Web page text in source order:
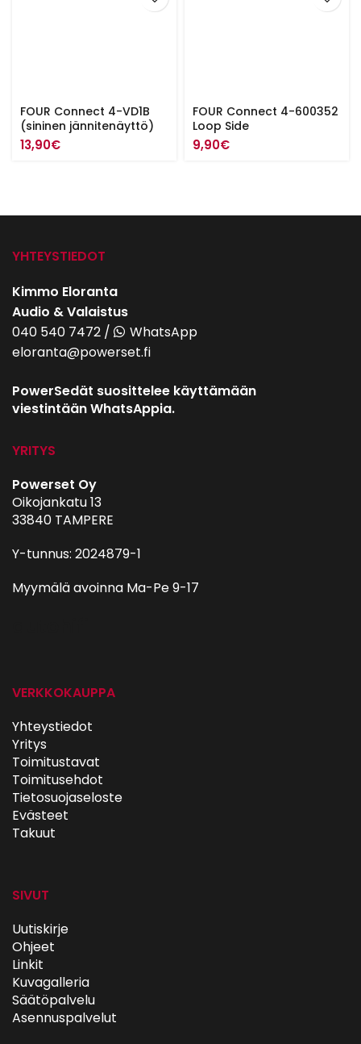
FOUR Connect 4-VD1B
(sininen jännitenäyttö)
13,90€
FOUR Connect 4-600352
Loop Side
9,90€
YHTEYSTIEDOT
Kimmo Eloranta
Audio & Valaistus
040 540 7472 /
WhatsApp
eloranta@powerset.fi
PowerSedät suosittelee käyttämään
viestintään WhatsAppia.
YRITYS
Powerset Oy
Oikojankatu 13
33840 TAMPERE
Y-tunnus: 2024879-1
Myymälä avoinna Ma-Pe 9-17
VERKKOKAUPPA
Yhteystiedot
Yritys
Toimitustavat
Toimitusehdot
Tietosuojaseloste
Evästeet
Takuut
SIVUT
Uutiskirje
Ohjeet
Linkit
Kuvagalleria
Säätöpalvelu
Asennuspalvelut